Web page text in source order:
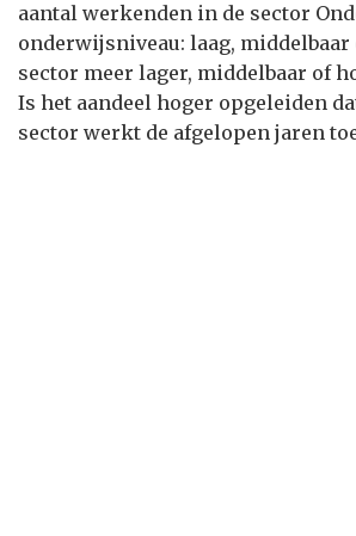
aantal werkenden in de sector
onderwijsniveau: laag, middelbaar
sector meer lager, middelbaar of
Is het aandeel hoger opgeleiden
sector werkt de afgelopen jaren